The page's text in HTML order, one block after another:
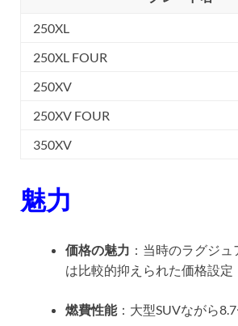
250XL
250XL FOUR
250XV
250XV FOUR
350XV
魅力
価格の魅力 ：当時のラグジ
は比較的抑えられた価格設定
燃費性能：大型SUVながら